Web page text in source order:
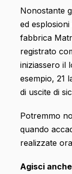
Nonostante
ed
fabbrica
registrato
iniziassero il
esempio, 21
di uscite di
Potremmo
quando
realizzate
Agisci